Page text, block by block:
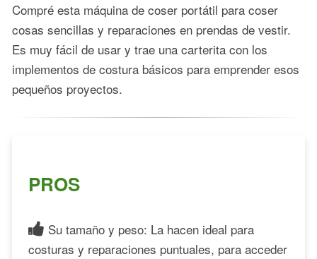
Compré esta máquina de coser portátil para coser
cosas sencillas y reparaciones en prendas de vestir.
Es muy fácil de usar y trae una carterita con los
implementos de costura básicos para emprender esos
pequeños proyectos.
PROS
Su tamaño y peso: La hacen ideal para
costuras y reparaciones puntuales, para acceder